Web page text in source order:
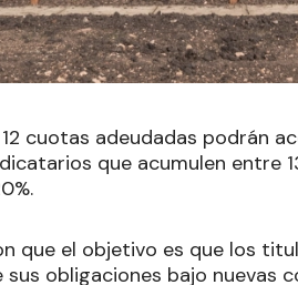
cuotas adeudadas podrán
que acumulen entre
que el objetivo es que los
obligaciones bajo nuevas